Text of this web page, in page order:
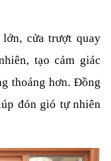
cửa trượt quay
tạo cảm giác
thoáng hơn. Đồng
đón gió tự nhiên